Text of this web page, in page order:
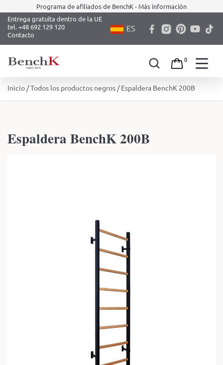
Programa de afiliados de BenchK - Más información
Entrega gratuita dentro de la UE
tel. +48 692 129 120
Contacto
ES
0
Inicio /Todos los productos negros / Espaldera BenchK 200B
Espaldera BenchK 200B